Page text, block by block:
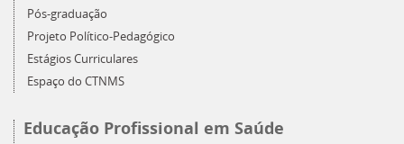
Pós-graduação
Projeto Político-Pedagógico
Estágios Curriculares
Espaço do CTNMS
Educação Profissional em Saúde